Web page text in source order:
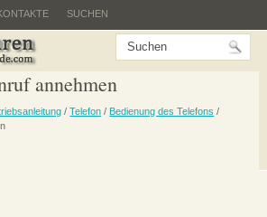
SUCHEN
annehmen
/Telefon / Bedienung des Telefons /